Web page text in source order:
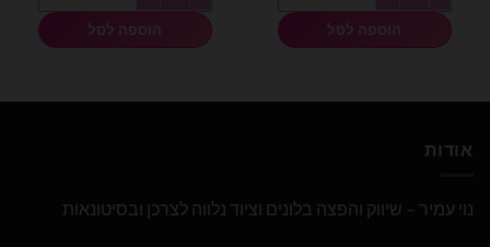
הוספה לסל הוספה לסל
אודות
נוי עמיר – שיווק והפצה בלונים וציוד נלווה לצרכן ובסיטונאות